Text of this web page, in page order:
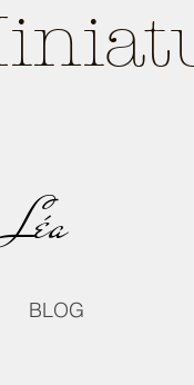
BLOG